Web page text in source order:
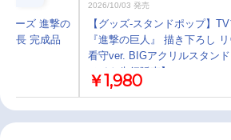
リーズ 進撃の
士長 完成品
2026/10/03 発売
【グッズ-スタンドポップ】
『進撃の巨人』 描き下ろし
看守ver. BIGアクリルスタン
メイト先行販売】
￥1,980